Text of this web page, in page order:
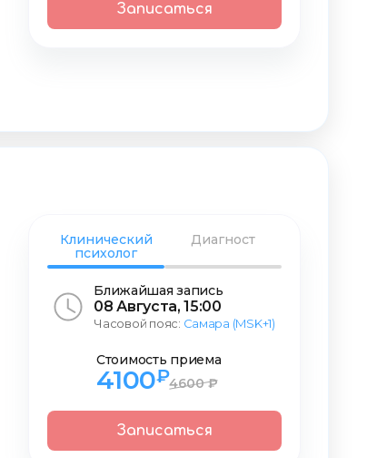
Записаться
Клинический
психолог
Диагност
Ближайшая запись
08 Августа, 15:00
Часовой пояс: Самара (MSK+1)
Стоимость приема
4100₽4600 ₽
Записаться